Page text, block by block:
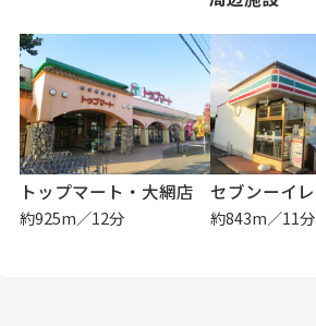
トップマート・大網店
約925m／12分 約843m／11分